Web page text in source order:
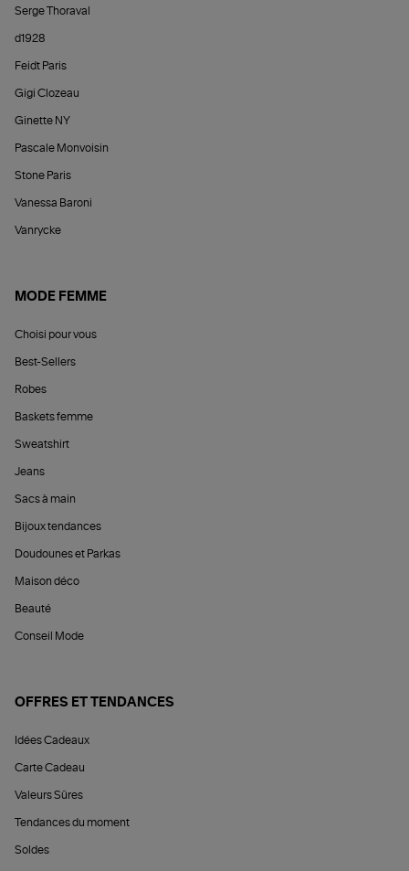
Serge Thoraval
d1928
Feidt Paris
Gigi Clozeau
Ginette NY
Pascale Monvoisin
Stone Paris
Vanessa Baroni
Vanrycke
MODE FEMME
Choisi pour vous
Best-Sellers
Robes
Baskets femme
Sweatshirt
Jeans
Sacs à main
Bijoux tendances
Doudounes et Parkas
Maison déco
Beauté
Conseil Mode
OFFRES ET TENDANCES
Idées Cadeaux
Carte Cadeau
Valeurs Sûres
Tendances du moment
Soldes